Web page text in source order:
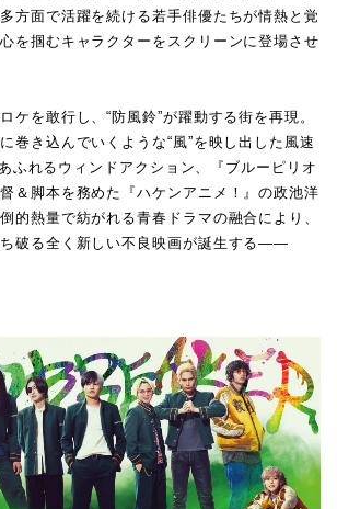
方面で活躍を続ける若手俳優たちが情熱と覚
を掴むキャラクターをスクリーンに登場させ
ケを敢行し、“防風鈴”が躍動する街を再現。
巻き込んでいくような“風”を映し出した風速
ふれるウィンドアクション、『ブルーピリオ
＆脚本を務めた『ハケンアニメ！』の政池洋
的熱量で紡がれる青春ドラマの融合により、
ち破る全く新しい不良映画が誕生する——